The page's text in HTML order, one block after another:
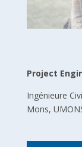
Project
Ingénieure
Mons,